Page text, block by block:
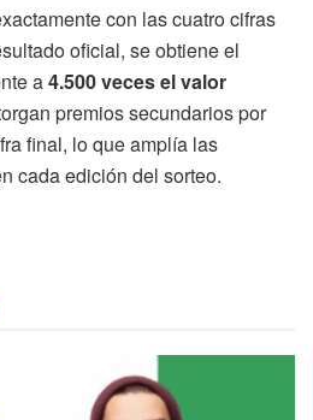
con las cuatro cifras
oficial, se obtiene el
a4.500 veces el valor
premios secundarios por
final, lo que amplía las
cada edición del sorteo.